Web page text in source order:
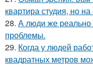
квартира студия, но
28. А люди же реально
проблемы.
29. Когда у людей
квадратных метров